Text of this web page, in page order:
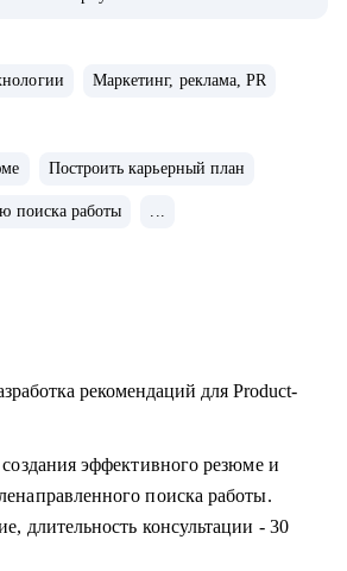
и разработать план роста.
тестовым и самой работе.
роста для вашего продукта, помочь
продакта.
смежных отраслей (маркетинг,
переходящим в управление
Маркетинг, реклама, PR
Построить карьерный план
поиска работы ...
рекомендаций для Product-
эффективного резюме и
поиска работы.
длительность консультации - 30